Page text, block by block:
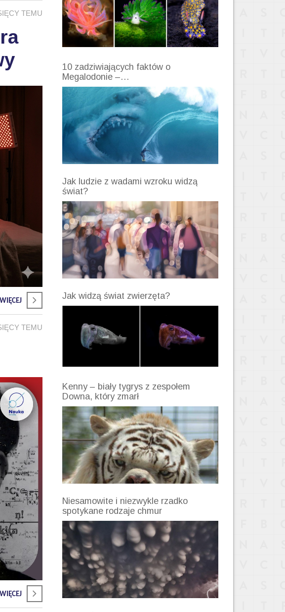
TEMU
TEMU
10 zadziwiających faktów o
Megalodonie –…
Jak ludzie z wadami wzroku widzą
świat?
Jak widzą świat zwierzęta?
Kenny – biały tygrys z zespołem
Downa, który zmarł
Niesamowite i niezwykle rzadko
spotykane rodzaje chmur